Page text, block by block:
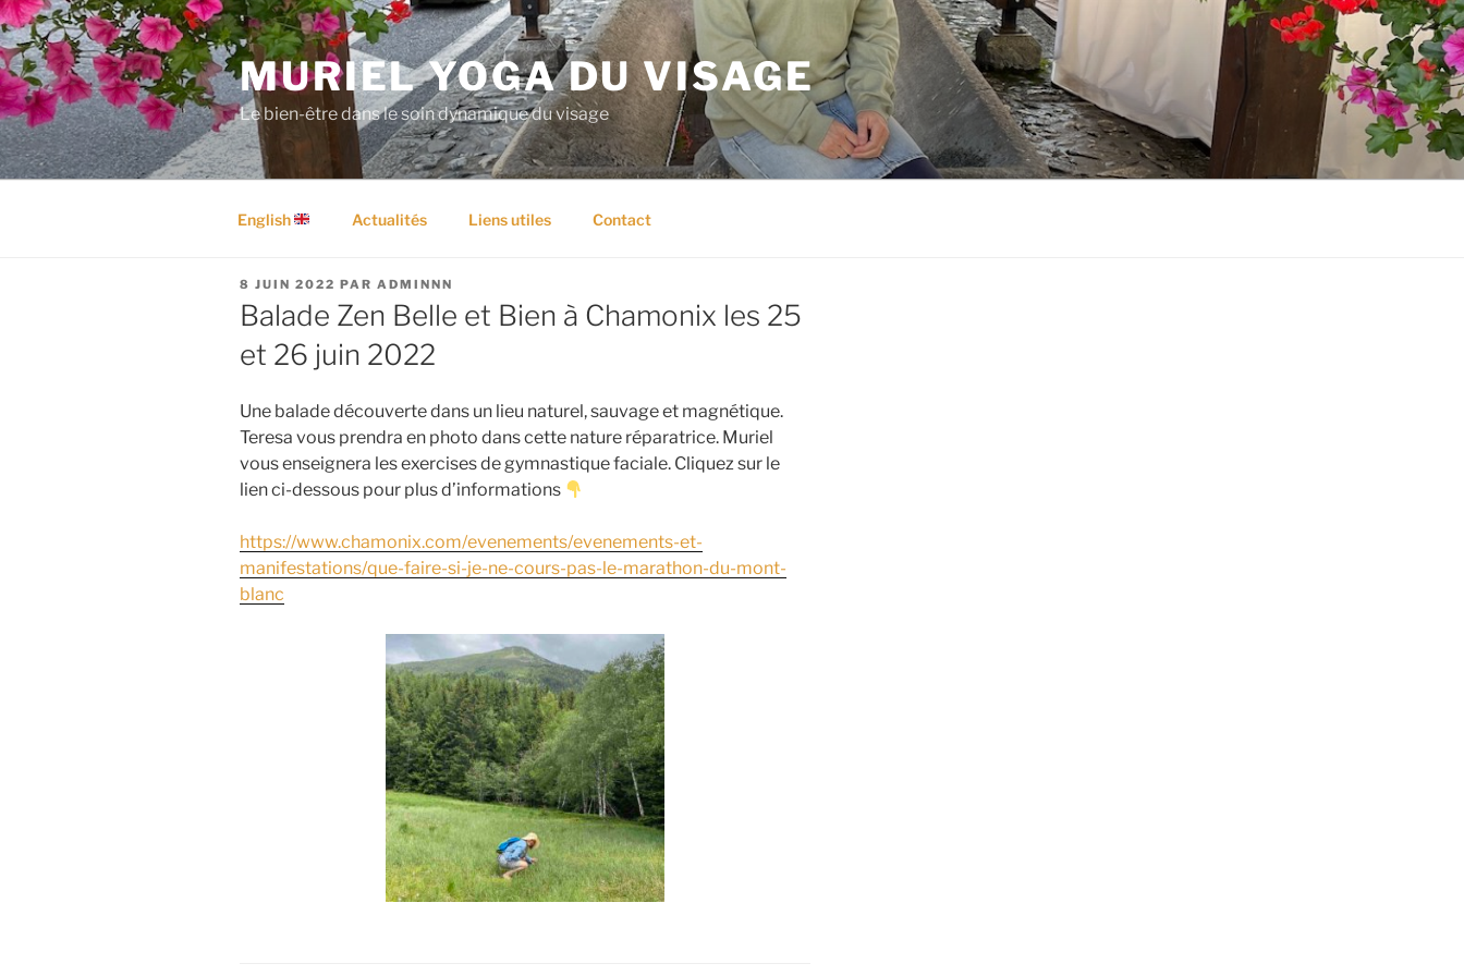
Aller
au
contenu
principal
MURIEL YOGA DU VISAGE
Le bien-être dans le soin dynamique du visage
English Actualités Liens utiles Contact
PUBLIÉ
LE
8 JUIN 2022 PAR ADMINNN
Balade Zen Belle et Bien à Chamonix les 25
et 26 juin 2022
Une balade découverte dans un lieu naturel, sauvage et magnétique.
Teresa vous prendra en photo dans cette nature réparatrice. Muriel
vous enseignera les exercises de gymnastique faciale. Cliquez sur le
lien ci-dessous pour plus d’informations
https://www.chamonix.com/evenements/evenements-et-
manifestations/que-faire-si-je-ne-cours-pas-le-marathon-du-mont-
blanc